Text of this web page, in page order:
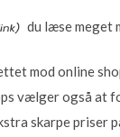
du læse meget
mod online
vælger også at
skarpe priser